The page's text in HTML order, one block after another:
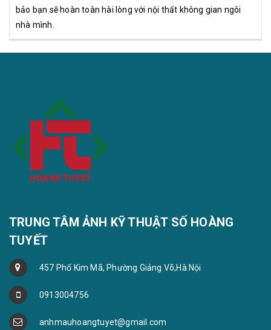
bảo bạn sẽ hoàn toàn hài lòng với nội thất không gian ngôi
nhà mình.
TRUNG TÂM ẢNH KỸ THUẬT SỐ HOÀNG
TUYẾT
457 Phố Kim Mã, Phường Giảng Võ,Hà Nội
0913004756
anhmauhoangtuyet@gmail.com